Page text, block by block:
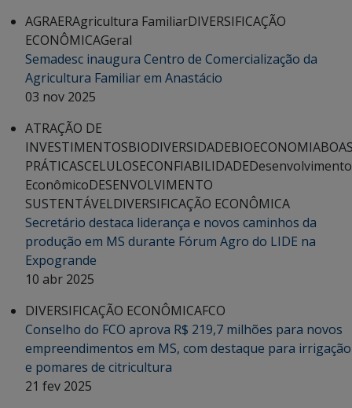
AGRAERAgricultura FamiliarDIVERSIFICAÇÃO
ECONÔMICAGeral
Semadesc inaugura Centro de Comercialização da
Agricultura Familiar em Anastácio
03 nov 2025
ATRAÇÃO DE
INVESTIMENTOSBIODIVERSIDADEBIOECONOMIA
PRÁTICASCELULOSECONFIABILIDADEDesenvolvimento
EconômicoDESENVOLVIMENTO
SUSTENTÁVELDIVERSIFICAÇÃO ECONÔMICA
Secretário destaca liderança e novos caminhos da
produção em MS durante Fórum Agro do LIDE na
Expogrande
10 abr 2025
DIVERSIFICAÇÃO ECONÔMICAFCO
Conselho do FCO aprova R$ 219,7 milhões para novos
empreendimentos em MS, com destaque para irrigação
e pomares de citricultura
21 fev 2025